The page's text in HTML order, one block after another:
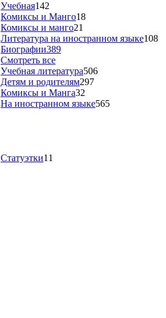
Учебная142
Комиксы и Манго18
Комиксы и манго21
Литература на иностранном языке108
Биографии389
Смотреть все
Учебная литература506
Детям и родителям297
Комиксы и Манга32
На иностранном языке565
Статуэтки11